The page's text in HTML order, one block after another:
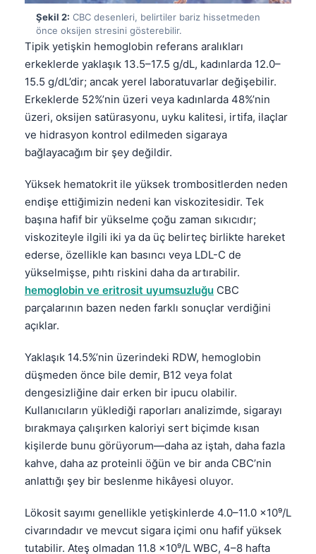
Şekil 2: CBC desenleri, belirtiler bariz hissetmeden
önce oksijen stresini gösterebilir.
Tipik yetişkin hemoglobin referans aralıkları
erkeklerde yaklaşık 13.5–17.5 g/dL, kadınlarda 12.0–
15.5 g/dL’dir; ancak yerel laboratuvarlar değişebilir.
Erkeklerde 52%’nin üzeri veya kadınlarda 48%’nin
üzeri, oksijen satürasyonu, uyku kalitesi, irtifa, ilaçlar
ve hidrasyon kontrol edilmeden sigaraya
bağlayacağım bir şey değildir.
Yüksek hematokrit ile yüksek trombositlerden neden
endişe ettiğimizin nedeni kan viskozitesidir. Tek
başına hafif bir yükselme çoğu zaman sıkıcıdır;
viskoziteyle ilgili iki ya da üç belirteç birlikte hareket
ederse, özellikle kan basıncı veya LDL-C de
yükselmişse, pıhtı riskini daha da artırabilir.
hemoglobin ve eritrosit uyumsuzluğu CBC
parçalarının bazen neden farklı sonuçlar verdiğini
açıklar.
Yaklaşık 14.5%’nin üzerindeki RDW, hemoglobin
düşmeden önce bile demir, B12 veya folat
dengesizliğine dair erken bir ipucu olabilir.
Kullanıcıların yüklediği raporları analizimde, sigarayı
bırakmaya çalışırken kaloriyi sert biçimde kısan
kişilerde bunu görüyorum—daha az iştah, daha fazla
kahve, daha az proteinli öğün ve bir anda CBC’nin
anlattığı şey bir beslenme hikâyesi oluyor.
Lökosit sayımı genellikle yetişkinlerde 4.0–11.0 ×10⁹/L
civarındadır ve mevcut sigara içimi onu hafif yüksek
tutabilir. Ateş olmadan 11.8 ×10⁹/L WBC, 4–8 hafta